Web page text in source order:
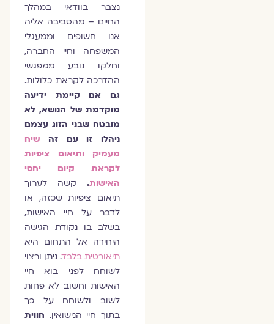
נצבר בוודאי במהלך
החיים – מהסביבה אליה
אנו חשופים וממעגלי
המשפחה וחיי החברה,
וחלקו נובע ממפגשי
ההדרכה לקראת כלולות.
גם אם קיימת ידיעה
מוקדמת של הנושא, לא
מובטח שבני הזוג עצמם
ניהלו זו עם זה
שיח
מעמיק ותיאום ציפיות
לקראת קיום יחסי
האישות.
קשה לערוך
תיאום ציפיות שכזה, או
לדבר על חיי האישות,
בשלב בו נקודת הגישה
היחידה אל התחום היא
תיאורטית בלבד. ניתן ורצוי
לשוחח לפני בוא חיי
האישות וחשוב לא פחות
לשוב ולשוחח על כך
בתוך חיי הנישואין.חווית